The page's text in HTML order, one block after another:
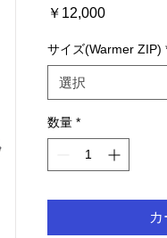
￥12,000価
サイズ(Warmer ZIP)
選択
数量 *